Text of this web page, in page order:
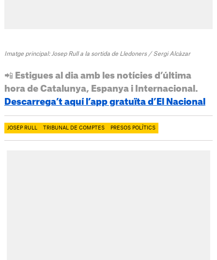
Imatge principal: Josep Rull a la sortida de Lledoners / Sergi Alcàzar
📲 Estigues al dia amb les notícies d’última
hora de Catalunya, Espanya i Internacional.
Descarrega’t aquí l’app gratuïta d’El Nacional
JOSEP RULL TRIBUNAL DE COMPTES PRESOS POLÍTICS